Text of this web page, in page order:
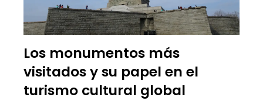
Los monumentos más
visitados y su papel en el
turismo cultural global